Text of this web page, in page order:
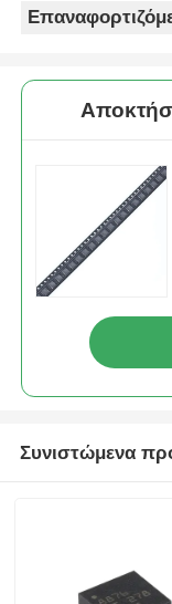
Συνιστώμενα